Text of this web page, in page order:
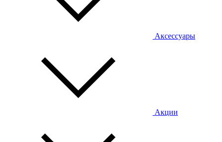
Аксессуары
Акции